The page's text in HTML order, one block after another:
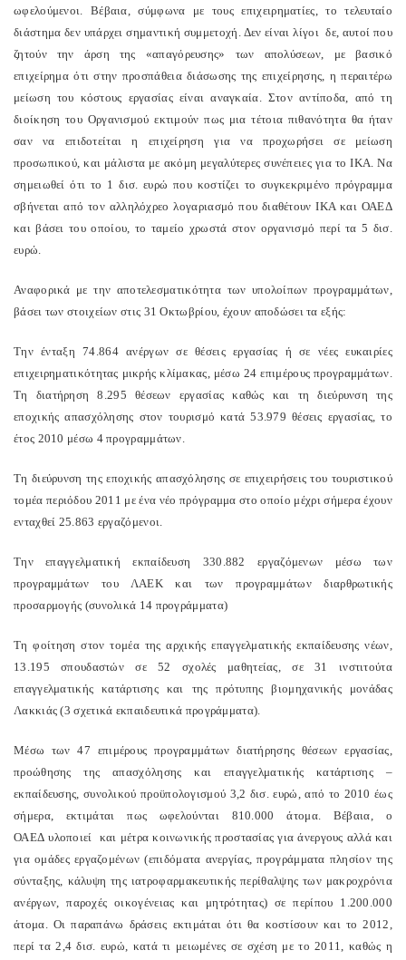
ωφελούμενοι. Βέβαια, σύμφωνα με τους επιχειρηματίες, το τελευταίο
διάστημα δεν υπάρχει σημαντική συμμετοχή. Δεν είναι λίγοι δε, αυτοί που
ζητούν την άρση της «απαγόρευσης» των απολύσεων, με βασικό
επιχείρημα ότι στην προσπάθεια διάσωσης της επιχείρησης, η περαιτέρω
μείωση του κόστους εργασίας είναι αναγκαία. Στον αντίποδα, από τη
διοίκηση του Οργανισμού εκτιμούν πως μια τέτοια πιθανότητα θα ήταν
σαν να επιδοτείται η επιχείρηση για να προχωρήσει σε μείωση
προσωπικού, και μάλιστα με ακόμη μεγαλύτερες συνέπειες για το ΙΚΑ. Να
σημειωθεί ότι το 1 δισ. ευρώ που κοστίζει το συγκεκριμένο πρόγραμμα
σβήνεται από τον αλληλόχρεο λογαριασμό που διαθέτουν ΙΚΑ και ΟΑΕΔ
και βάσει του οποίου, το ταμείο χρωστά στον οργανισμό περί τα 5 δισ.
ευρώ.
Αναφορικά με την αποτελεσματικότητα των υπολοίπων προγραμμάτων,
βάσει των στοιχείων στις 31 Οκτωβρίου, έχουν αποδώσει τα εξής:
Την ένταξη 74.864 ανέργων σε θέσεις εργασίας ή σε νέες ευκαιρίες
επιχειρηματικότητας μικρής κλίμακας, μέσω 24 επιμέρους προγραμμάτων.
Τη διατήρηση 8.295 θέσεων εργασίας καθώς και τη διεύρυνση της
εποχικής απασχόλησης στον τουρισμό κατά 53.979 θέσεις εργασίας, το
έτος 2010 μέσω 4 προγραμμάτων.
Τη διεύρυνση της εποχικής απασχόλησης σε επιχειρήσεις του τουριστικού
τομέα περιόδου 2011 με ένα νέο πρόγραμμα στο οποίο μέχρι σήμερα έχουν
ενταχθεί 25.863 εργαζόμενοι.
Την επαγγελματική εκπαίδευση 330.882 εργαζόμενων μέσω των
προγραμμάτων του ΛΑΕΚ και των προγραμμάτων διαρθρωτικής
προσαρμογής (συνολικά 14 προγράμματα)
Τη φοίτηση στον τομέα της αρχικής επαγγελματικής εκπαίδευσης νέων,
13.195 σπουδαστών σε 52 σχολές μαθητείας, σε 31 ινστιτούτα
επαγγελματικής κατάρτισης και της πρότυπης βιομηχανικής μονάδας
Λακκιάς (3 σχετικά εκπαιδευτικά προγράμματα).
Μέσω των 47 επιμέρους προγραμμάτων διατήρησης θέσεων εργασίας,
προώθησης της απασχόλησης και επαγγελματικής κατάρτισης –
εκπαίδευσης, συνολικού προϋπολογισμού 3,2 δισ. ευρώ, από το 2010 έως
σήμερα, εκτιμάται πως ωφελούνται 810.000 άτομα. Βέβαια, ο
ΟΑΕΔ υλοποιεί και μέτρα κοινωνικής προστασίας για άνεργους αλλά και
για ομάδες εργαζομένων (επιδόματα ανεργίας, προγράμματα πλησίον της
σύνταξης, κάλυψη της ιατροφαρμακευτικής περίθαλψης των μακροχρόνια
ανέργων, παροχές οικογένειας και μητρότητας) σε περίπου 1.200.000
άτομα. Οι παραπάνω δράσεις εκτιμάται ότι θα κοστίσουν και το 2012,
περί τα 2,4 δισ. ευρώ, κατά τι μειωμένες σε σχέση με το 2011, καθώς η